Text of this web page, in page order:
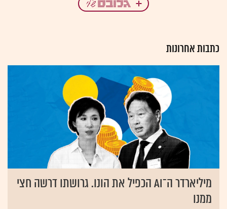
כתבות אחרונות
מיליארדר ה־AI הכפיל את הונו. גרושתו דרשה חצי
ממנו